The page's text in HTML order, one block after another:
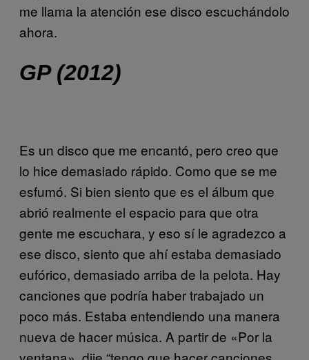
me llama la atención ese disco escuchándolo
ahora.
GP (2012)
Es un disco que me encantó, pero creo que
lo hice demasiado rápido. Como que se me
esfumó. Si bien siento que es el álbum que
abrió realmente el espacio para que otra
gente me escuchara, y eso sí le agradezco a
ese disco, siento que ahí estaba demasiado
eufórico, demasiado arriba de la pelota. Hay
canciones que podría haber trabajado un
poco más. Estaba entendiendo una manera
nueva de hacer música. A partir de «Por la